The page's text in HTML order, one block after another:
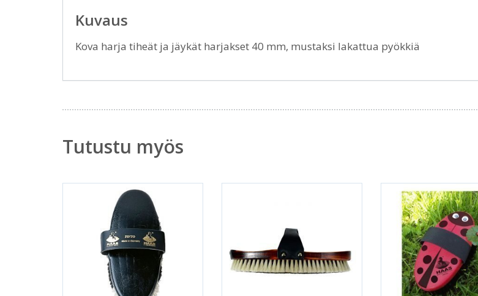
Kuvaus
Kova harja tiheät ja jäykät harjakset 40 mm, mustaksi lakattua pyökkiä
Tutustu myös